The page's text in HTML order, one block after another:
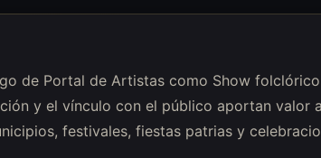
de Portal de Artistas como Show
y el vínculo con el público aportan valor
festivales, fiestas patrias y